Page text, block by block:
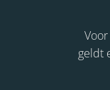
geldt